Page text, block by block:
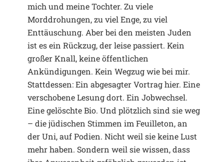
mich und meine Tochter. Zu viele
Morddrohungen, zu viel Enge, zu viel
Enttäuschung. Aber bei den meisten Juden
ist es ein Rückzug, der leise passiert. Kein
großer Knall, keine öffentlichen
Ankündigungen. Kein Wegzug wie bei mir.
Stattdessen: Ein abgesagter Vortrag hier. Eine
verschobene Lesung dort. Ein Jobwechsel.
Eine gelöschte Bio. Und plötzlich sind sie weg
– die jüdischen Stimmen im Feuilleton, an
der Uni, auf Podien. Nicht weil sie keine Lust
mehr haben. Sondern weil sie wissen, dass